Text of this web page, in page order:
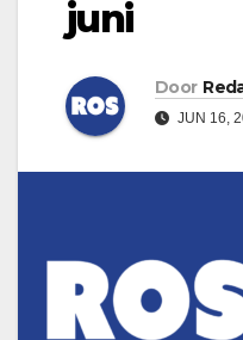
juni
Door
JUN 16,